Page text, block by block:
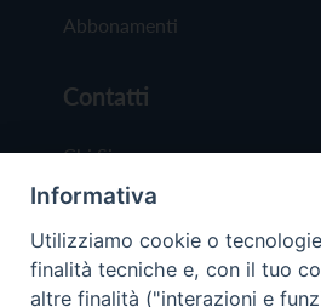
Abbonamenti
Contatti
Chi Siamo
Redazione
Scrivici
Informativa
Utilizziamo cookie o
finalità tecniche e, con il tuo
altre finalità ("interazioni e